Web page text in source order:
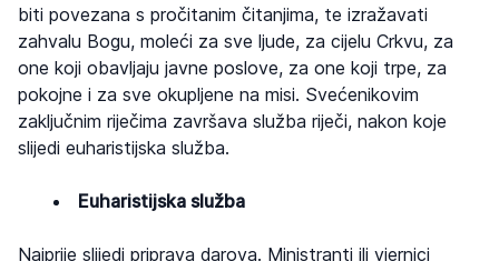
biti povezana s pročitanim čitanjima, te izražavati
zahvalu Bogu, moleći za sve ljude, za cijelu Crkvu, za
one koji obavljaju javne poslove, za one koji trpe, za
pokojne i za sve okupljene na misi. Svećenikovim
zaključnim riječima završava služba riječi, nakon koje
slijedi euharistijska služba.
Euharistijska služba
Najprije slijedi priprava darova. Ministranti ili vjernici